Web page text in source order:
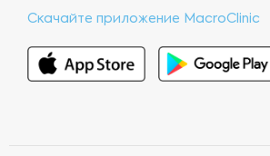
Скачайте приложение MacroClinic